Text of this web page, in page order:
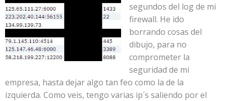
segundos del log de mi
firewall. He ido
borrando cosas del
dibujo, para no
comprometer la
seguridad de mi
empresa, hasta dejar algo tan feo como la de la
izquierda. Como veis, tengo varias ip´s saliendo por el